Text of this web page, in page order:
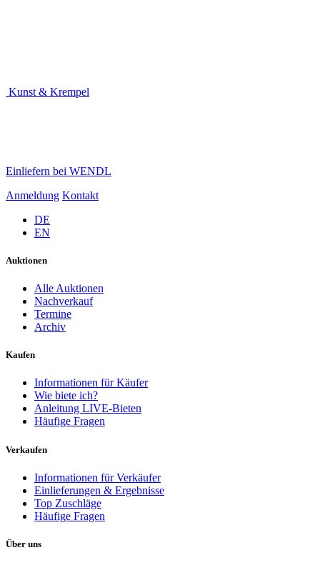
Kunst & Krempel
Einliefern bei WENDL
Anmeldung Kontakt
DE
EN
Auktionen
Alle Auktionen
Nachverkauf
Termine
Archiv
Kaufen
Informationen für Käufer
Wie biete ich?
Anleitung LIVE-Bieten
Häufige Fragen
Verkaufen
Informationen für Verkäufer
Einlieferungen & Ergebnisse
Top Zuschläge
Häufige Fragen
Über uns